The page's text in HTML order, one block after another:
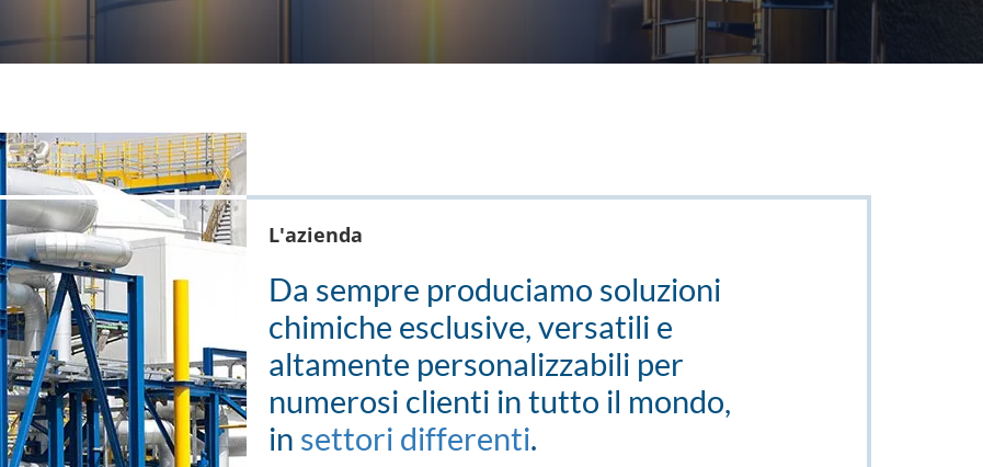
L'azienda
Da sempre produciamo soluzioni
chimiche esclusive, versatili e
altamente personalizzabili per
numerosi clienti in tutto il mondo,
in settori differenti.